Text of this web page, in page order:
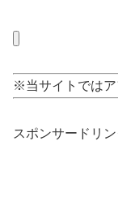
※当サイトではア
スポンサードリン